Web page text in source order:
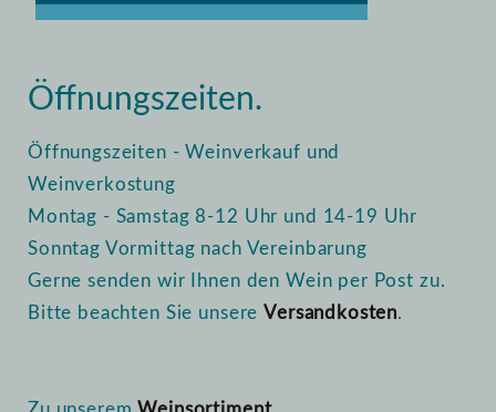
Öffnungszeiten.
Öffnungszeiten - Weinverkauf und
Weinverkostung
Montag - Samstag 8-12 Uhr und 14-19 Uhr
Sonntag Vormittag nach Vereinbarung
Gerne senden wir Ihnen den Wein per Post zu.
Bitte beachten Sie unsereVersandkosten.